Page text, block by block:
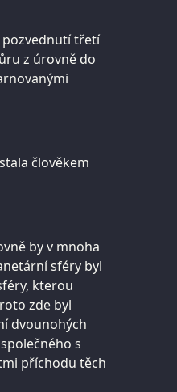
pozvednutí třetí
z úrovně do
člověkem
by v mnoha
sféry byl
kterou
zde byl
dvounohých
s
příchodu těch